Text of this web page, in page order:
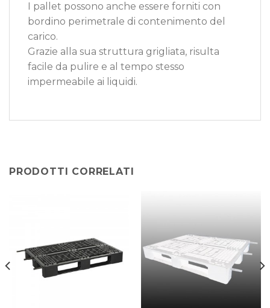
I pallet possono anche essere forniti con
bordino perimetrale di contenimento del
carico.
Grazie alla sua struttura grigliata, risulta
facile da pulire e al tempo stesso
impermeabile ai liquidi.
PRODOTTI CORRELATI